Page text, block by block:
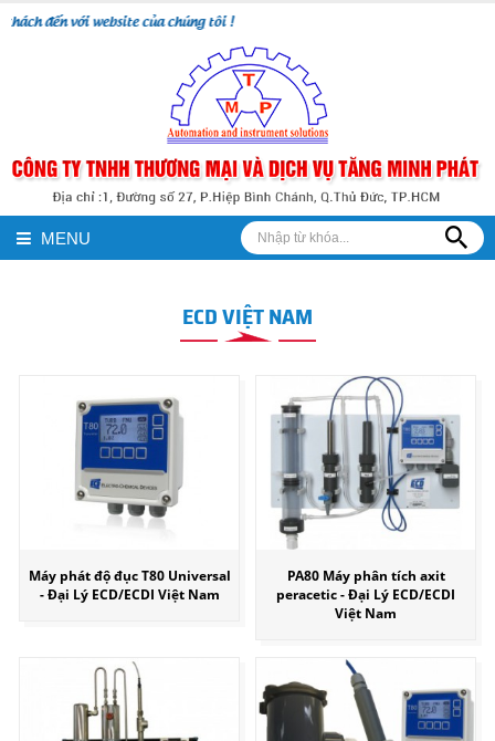
đến với website của chúng tôi !
MENU
ECD VIỆT NAM
Máy phát độ đục T80 Universal
- Đại Lý ECD/ECDI Việt Nam
PA80 Máy phân tích axit
peracetic - Đại Lý ECD/ECDI
Việt Nam